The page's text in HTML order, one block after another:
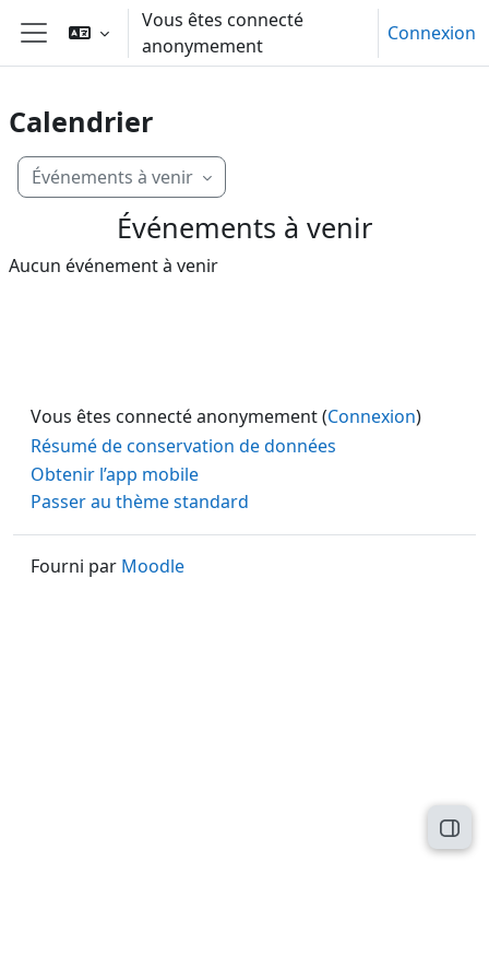
Passer au contenu principal
Panneau latéral
Vous êtes connecté
anonymement
Connexion
Calendrier
Événements à venir
Événements à venir
Aucun événement à venir
Vous êtes connecté anonymement (Connexion)
Résumé de conservation de données
Obtenir l’app mobile
Passer au thème standard
Fourni par Moodle